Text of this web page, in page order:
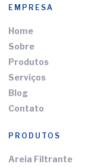
EMPRESA
Home
Sobre
Produtos
Serviços
Blog
Contato
PRODUTOS
Areia Filtrante